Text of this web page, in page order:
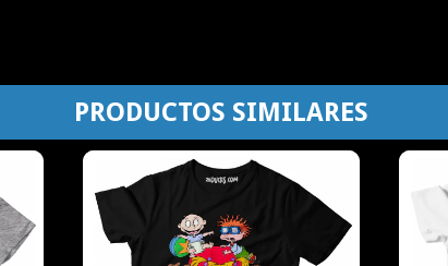
PRODUCTOS SIMILARES